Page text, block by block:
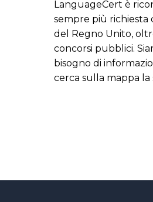
LanguageCert è
sempre più richiesta
del Regno Unito,
concorsi pubblici.
bisogno di
cerca sulla mappa la